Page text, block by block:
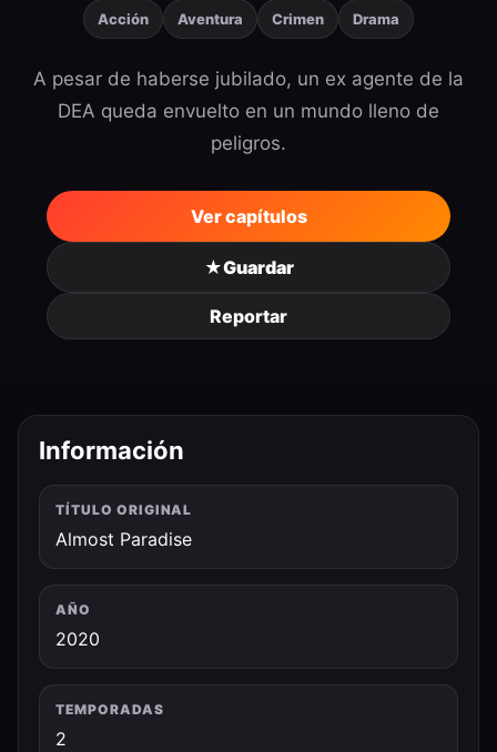
Acción Aventura Crimen Drama
A pesar de haberse jubilado, un ex agente de la
DEA queda envuelto en un mundo lleno de
peligros.
Ver capítulos
★Guardar
Reportar
Información
TÍTULO ORIGINAL
Almost Paradise
AÑO
2020
TEMPORADAS
2